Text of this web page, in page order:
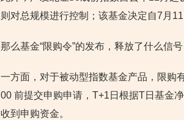
则对总规模进行控制；该基金决定自7月
那么基金“限购令”的发布，释放了什么信号
一方面，对于被动型指数基金产品，限购
00 前提交申购申请，T+1日根据T日基金
收到申购资金。